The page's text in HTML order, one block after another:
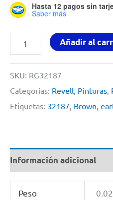
Hasta 12 pagos sin
Saber más
Pintura
Para
Modelismo
14ml
Earth
By
Revell
#
32187
Añadir al
SKU: RG32187
Categorías: Revell Pinturas
Etiquetas: 32187 Brown
Información adicional
Peso